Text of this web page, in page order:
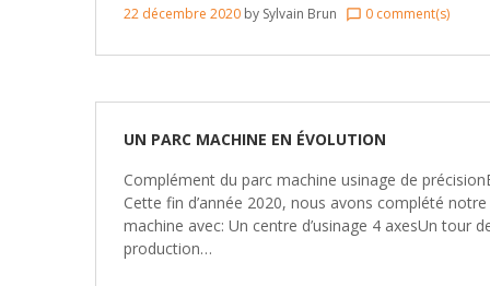
22 décembre 2020 by Sylvain Brun chat_bubble_outline 0 comment(s)
UN PARC MACHINE EN ÉVOLUTION
Complément du parc machine usinage de
Cette fin d’année 2020, nous avons complété
machine avec: Un centre d’usinage 4 axesUn tour
production…